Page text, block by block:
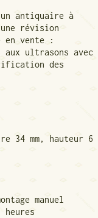
un antiquaire à
révision
en vente :
aux ultrasons avec
des
34 mm,
hauteur 6
manuel
heures